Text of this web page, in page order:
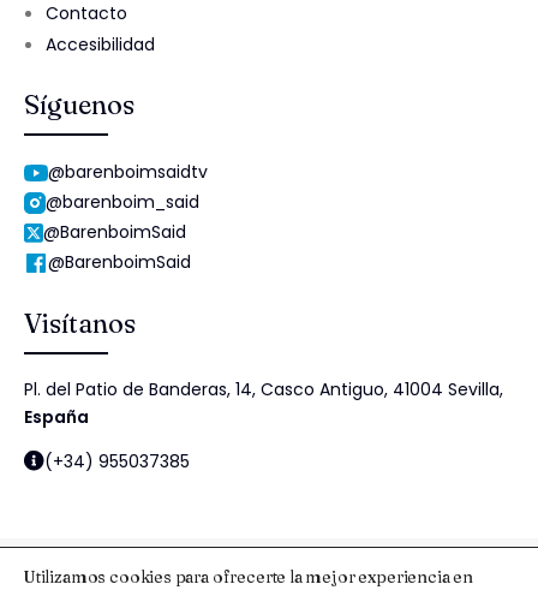
Contacto
Accesibilidad
Síguenos
@barenboimsaidtv
@barenboim_said
@BarenboimSaid
@BarenboimSaid
Visítanos
Pl. del Patio de Banderas, 14, Casco Antiguo, 41004 Sevilla,
España
(+34) 955037385
Utilizamos cookies para ofrecerte la mejor experiencia en